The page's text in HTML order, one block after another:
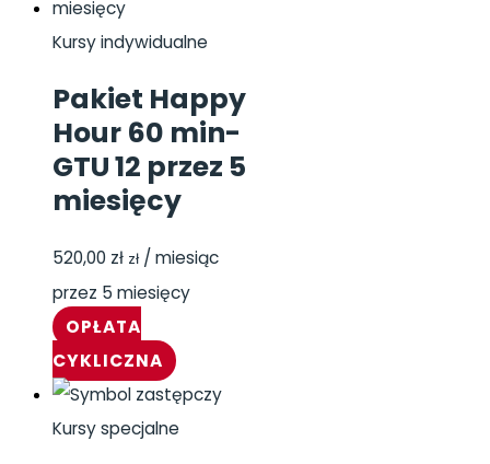
Kursy indywidualne
Pakiet Happy
Hour 60 min-
GTU 12 przez 5
miesięcy
520,00 zł zł / miesiąc
przez 5 miesięcy
OPŁATA
CYKLICZNA
Kursy specjalne